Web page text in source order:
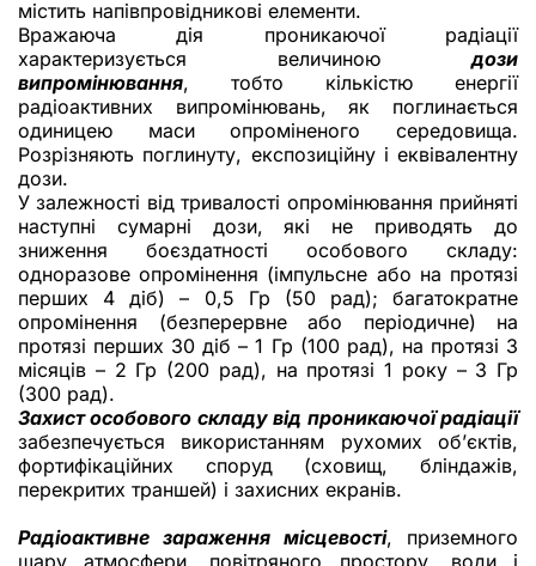
містить напівпровідникові елементи.
Вражаюча дія проникаючої радіації
характеризується величиноюдози
випромінювання, тобто кількістю енергії
радіоактивних випромінювань, як поглинається
одиницею маси опроміненого середовища.
Розрізняють поглинуту, експозиційну і еквівалентну
дози.
У залежності від тривалості опромінювання прийняті
наступні сумарні дози, які не приводять до
зниження боєздатності особового складу:
одноразове опромінення (імпульсне або на протязі
перших 4 діб) – 0,5 Гр (50 рад); багатократне
опромінення (безперервне або періодичне) на
протязі перших 30 діб – 1 Гр (100 рад), на протязі 3
місяців – 2 Гр (200 рад), на протязі 1 року – 3 Гр
(300 рад).
Захист особового складу від проникаючої радіації
забезпечується використанням рухомих об’єктів,
фортифікаційних споруд (сховищ, бліндажів,
перекритих траншей) і захисних екранів.
Радіоактивне зараження місцевості, приземного
шару атмосфери, повітряного простору, води і